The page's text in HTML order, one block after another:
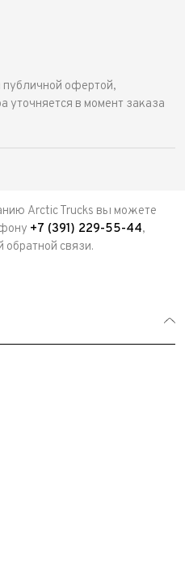
офертой,
уточняется в момент заказа
Arctic Trucks вы можете
+7 (391) 229-55-44,
связи.